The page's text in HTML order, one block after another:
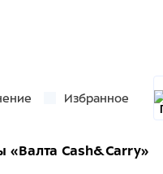
Избранное
«Валта Cash&Carry»